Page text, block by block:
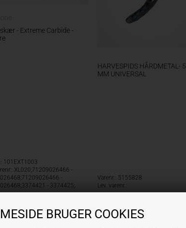
BRUGER COOKIES
- Extreme Carbide -
101EXT1003
XL020;71209026466 -
-
- 3374425;
HARVESPIDS HÅRDMETAL-
MM UNIVERSAL
Varenr.: 5155828
Lev. varenr.: